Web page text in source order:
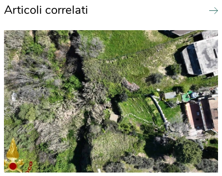
Articoli correlati